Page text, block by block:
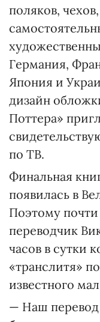
поляков,
Германия,
Япония и
дизайн
Поттера»
по ТВ.
Финальная
появилась в
Поэтому
переводчик
часов в сутки
«транслитя»
известного
— Наш